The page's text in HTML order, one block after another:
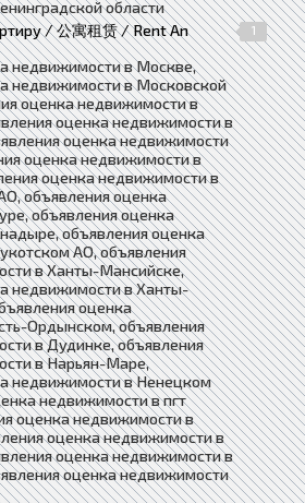
области
/ 公寓租赁 / Rent An
1
недвижимости в Москве,
недвижимости в Московской
оценка недвижимости в
оценка недвижимости в
оценка недвижимости
оценка недвижимости в
оценка недвижимости в
объявления оценка
объявления оценка
объявления оценка
АО, объявления
в Ханты-Мансийске,
недвижимости в Ханты-
оценка
Ордынском, объявления
в Дудинке, объявления
в Нарьян-Маре,
недвижимости в Ненецком
недвижимости в пгт
оценка недвижимости в
оценка недвижимости в
оценка недвижимости в
оценка недвижимости